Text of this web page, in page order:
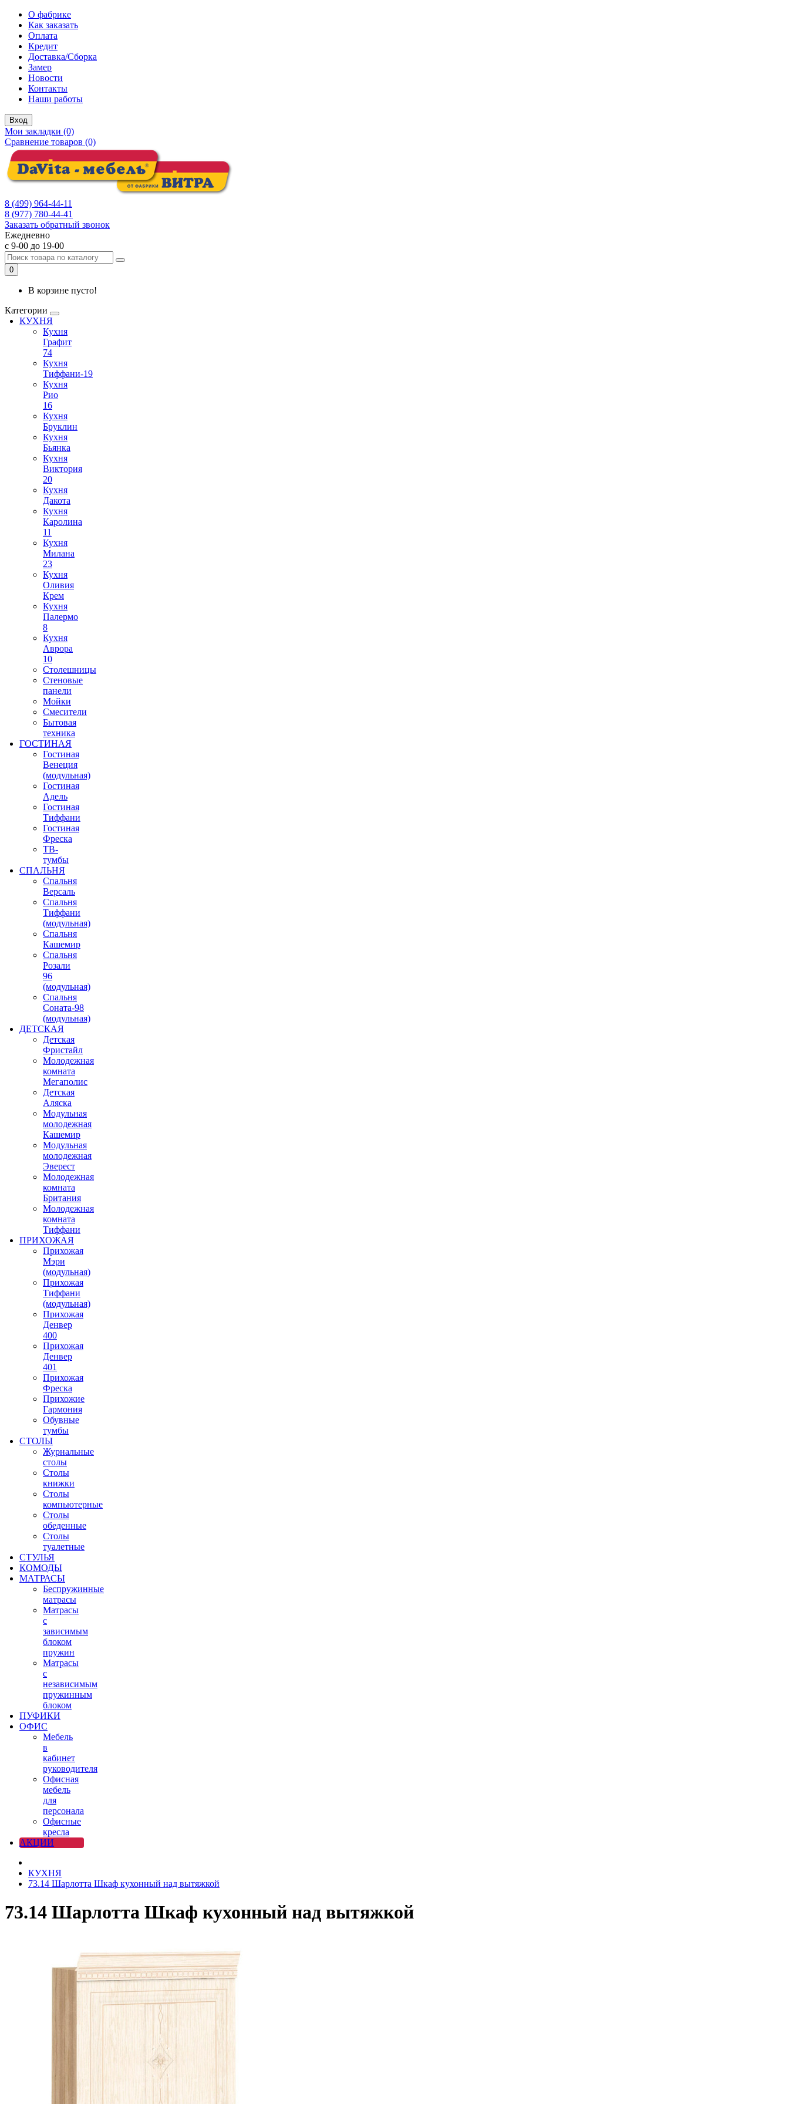
О фабрике
Как заказать
Оплата
Кредит
Доставка/Сборка
Замер
Новости
Контакты
Наши работы
Вход
Мои закладки (0)
Сравнение товаров (0)
8 (499) 964-44-11
8 (977) 780-44-41
Заказать обратный звонок
Ежедневно
с 9-00 до 19-00
0
В корзине пусто!
Категории
КУХНЯ
Кухня
Графит
74
Кухня
Тиффани-19
Кухня
Рио
16
Кухня
Бруклин
Кухня
Бьянка
Кухня
Виктория
20
Кухня
Дакота
Кухня
Каролина
11
Кухня
Милана
23
Кухня
Оливия
Крем
Кухня
Палермо
8
Кухня
Аврора
10
Столешницы
Стеновые
панели
Мойки
Смесители
Бытовая
техника
ГОСТИНАЯ
Гостиная
Венеция
(модульная)
Гостиная
Адель
Гостиная
Тиффани
Гостиная
Фреска
ТВ-
тумбы
СПАЛЬНЯ
Спальня
Версаль
Спальня
Тиффани
(модульная)
Спальня
Кашемир
Спальня
Розали
96
(модульная)
Спальня
Соната-98
(модульная)
ДЕТСКАЯ
Детская
Фристайл
Молодежная
комната
Мегаполис
Детская
Аляска
Модульная
молодежная
Кашемир
Модульная
молодежная
Эверест
Молодежная
комната
Британия
Молодежная
комната
Тиффани
ПРИХОЖАЯ
Прихожая
Мэри
(модульная)
Прихожая
Тиффани
(модульная)
Прихожая
Денвер
400
Прихожая
Денвер
401
Прихожая
Фреска
Прихожие
Гармония
Обувные
тумбы
СТОЛЫ
Журнальные
столы
Столы
книжки
Столы
компьютерные
Столы
обеденные
Столы
туалетные
СТУЛЬЯ
КОМОДЫ
МАТРАСЫ
Беспружинные
матрасы
Матрасы
с
зависимым
блоком
пружин
Матрасы
с
независимым
пружинным
блоком
ПУФИКИ
ОФИС
Мебель
в
кабинет
руководителя
Офисная
мебель
для
персонала
Офисные
кресла
АКЦИИ
КУХНЯ
73.14 Шарлотта Шкаф кухонный над вытяжкой
73.14 Шарлотта Шкаф кухонный над вытяжкой